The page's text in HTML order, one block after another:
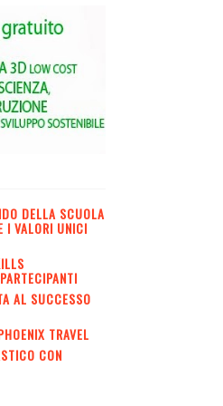
DELLA SCUOLA
I VALORI UNICI
AL SUCCESSO
TRAVEL
CON